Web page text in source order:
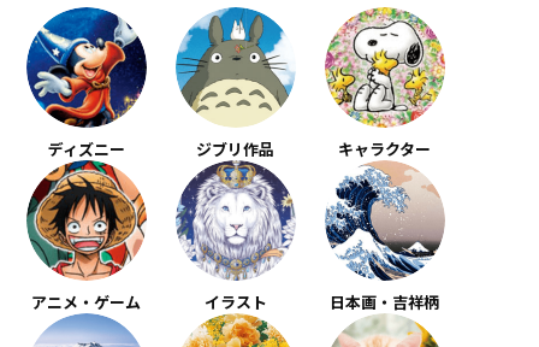
ディズニー ジブリ作品 キャラクター
アニメ・ゲーム イラスト 日本画・吉祥柄